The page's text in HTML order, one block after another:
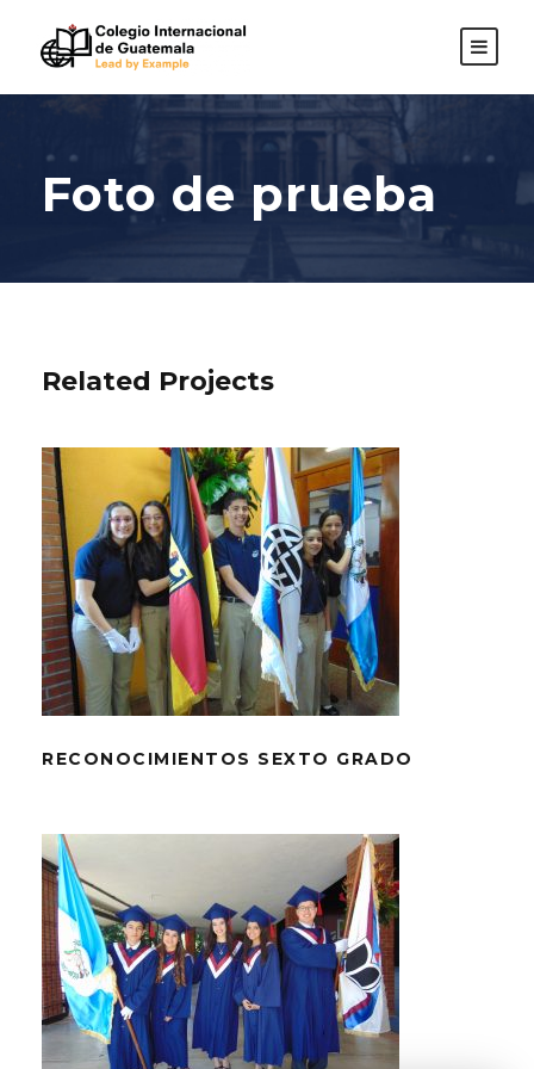
Foto de prueba
Related Projects
RECONOCIMIENTOS SEXTO GRADO
RECONOCIMIENTOS SEXTO GRADO
RECONOCIMIENTOS V CURSO